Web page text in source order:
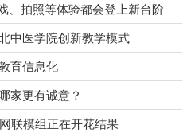
、拍照等体验都会登上新台阶
中医学院创新教学模式
育信息化
家更有诚意？
联模组正在开花结果